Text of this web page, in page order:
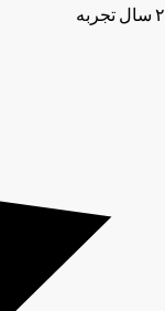
۲ سال تجربه